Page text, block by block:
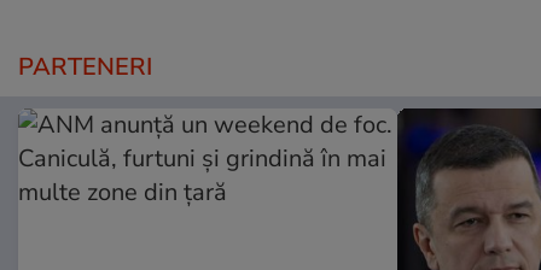
PARTENERI